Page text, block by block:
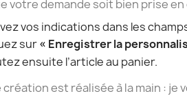
votre demande soit bien prise
vos indications dans les
sur« Enregistrer la
ensuite l’article au panier.
création est réalisée à la main : je